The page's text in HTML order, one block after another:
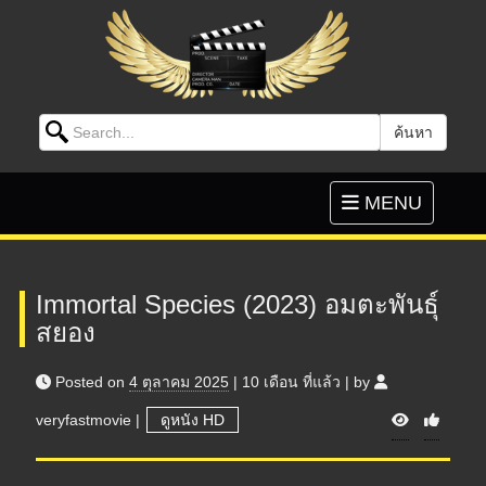
Search for: ค้นหา
Toggle
navigation
MENU
Immortal Species (2023) อมตะพันธุ์
สยอง
Posted on 4 ตุลาคม 2025 | 10 เดือน ที่แล้ว | by
veryfastmovie | ดูหนัง HD V
i